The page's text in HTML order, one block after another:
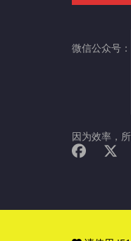
微信公众号：
因为效率，